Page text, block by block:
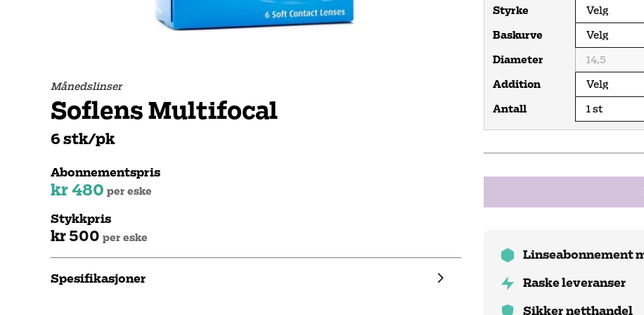
Månedslinser
Soflens Multifocal
6 stk/pk
Abonnementspris
kr 480 per eske
Stykkpris
kr 500 per eske
Spesifikasjoner
Styrke
Baskurve
Diameter
Addition
Antall
Linseabonnement
Raske leveranser
Sikker netthandel